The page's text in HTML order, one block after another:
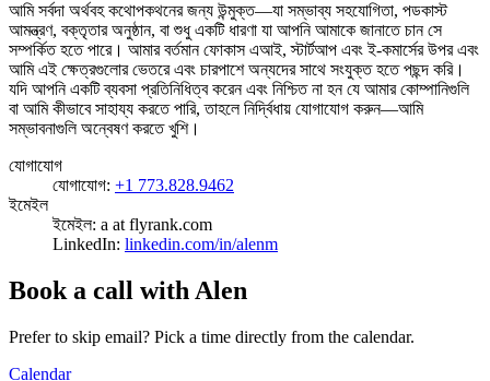
আমি সর্বদা অর্থবহ কথোপকথনের জন্য উন্মুক্ত—যা সম্ভাব্য সহযোগিতা, পডকাস্ট
আমন্ত্রণ, বক্তৃতার অনুষ্ঠান, বা শুধু একটি ধারণা যা আপনি আমাকে জানাতে চান সে
সম্পর্কিত হতে পারে। আমার বর্তমান ফোকাস এআই, স্টার্টআপ এবং ই-কমার্সের উপর এবং
আমি এই ক্ষেত্রগুলোর ভেতরে এবং চারপাশে অন্যদের সাথে সংযুক্ত হতে পছন্দ করি।
যদি আপনি একটি ব্যবসা প্রতিনিধিত্ব করেন এবং নিশ্চিত না হন যে আমার কোম্পানিগুলি
বা আমি কীভাবে সাহায্য করতে পারি, তাহলে নির্দ্বিধায় যোগাযোগ করুন—আমি
সম্ভাবনাগুলি অন্বেষণ করতে খুশি।
যোগাযোগ
যোগাযোগ: +1 773.828.9462
ইমেইল
ইমেইল: a at flyrank.com
LinkedIn: linkedin.com/in/alenm
Book a call with Alen
Prefer to skip email? Pick a time directly from the calendar.
Calendar